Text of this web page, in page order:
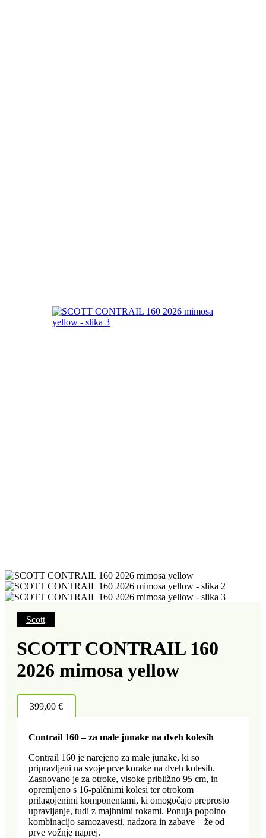
Scott
SCOTT CONTRAIL 160
2026 mimosa yellow
399,00 €
Contrail 160 – za male junake na dveh kolesih
Contrail 160 je narejeno za male junake, ki so
pripravljeni na svoje prve korake na dveh kolesih.
Zasnovano je za otroke, visoke približno 95 cm, in
opremljeno s 16-palčnimi kolesi ter otrokom
prilagojenimi komponentami, ki omogočajo preprosto
upravljanje, tudi z majhnimi rokami. Ponuja popolno
kombinacijo samozavesti, nadzora in zabave – že od
prve vožnje naprej.